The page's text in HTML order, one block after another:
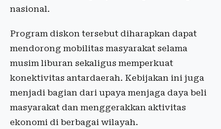
nasional.
Program diskon tersebut diharapkan dapat
mendorong mobilitas masyarakat selama
musim liburan sekaligus memperkuat
konektivitas antardaerah. Kebijakan ini juga
menjadi bagian dari upaya menjaga daya beli
masyarakat dan menggerakkan aktivitas
ekonomi di berbagai wilayah.